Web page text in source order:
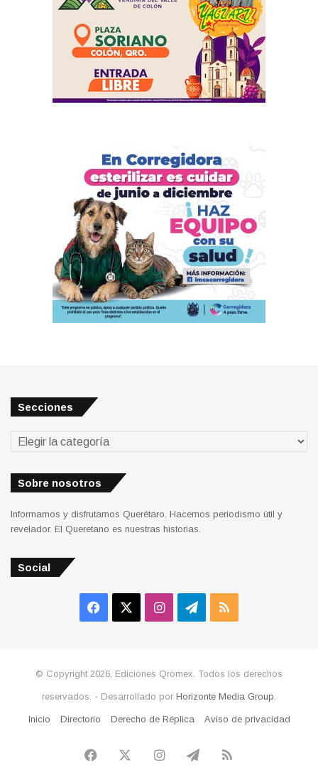
Secciones
Secciones
Sobre nosotros
Informamos y disfrutamos Querétaro. Hacemos periodismo útil y
revelador. El Queretano es nuestras historias.
Social
Facebook InstagramTelegram
RSS
© Copyright 2026, Ediciones Qromex. Todos los derechos
reservados. - Desarrollado por Horizonte Media Group
Inicio Directorio Derecho de Réplica Aviso de privacidad
Facebook InstagramTelegram
RSS